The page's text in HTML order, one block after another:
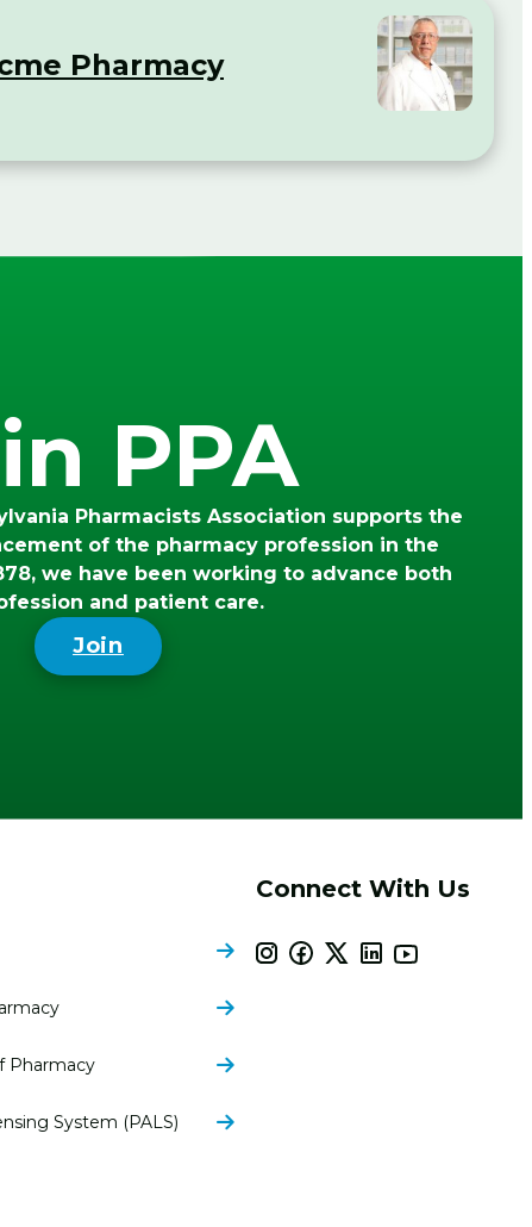
Pharmacy
PPA
Pharmacists Association supports the
of the pharmacy profession in the
we have been working to advance both
and patient care.
Join
Pharmacy
System (PALS)
Connect With Us